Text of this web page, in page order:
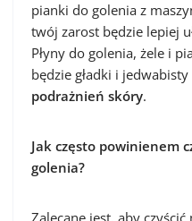
pianki do golenia z
twój zarost będzie lepiej
Płyny do golenia, żele i
będzie gładki i
podrażnień skóry.
Jak często powinienem
golenia?
Zalecane jest, aby